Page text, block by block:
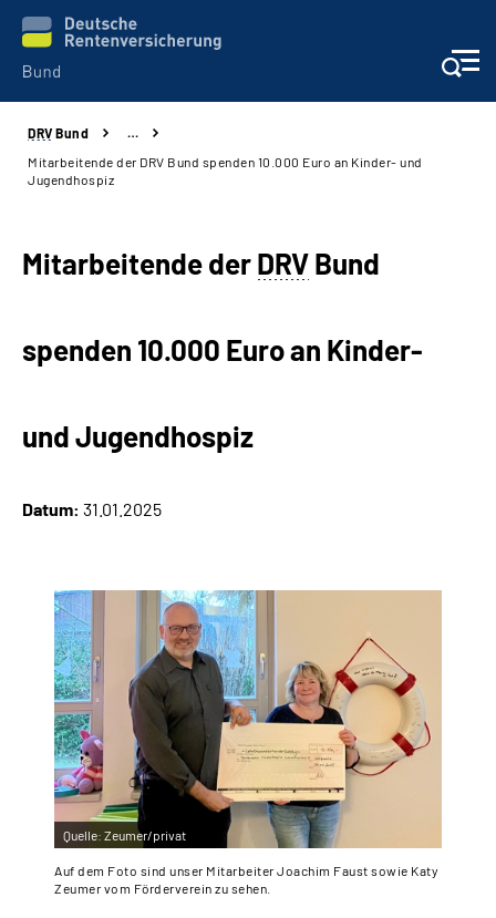
Beratung & Kontakt
Presse
Online-Services
Inhalte in Gebärdensprache (DGS)
Suche
Mein Kundenportal
DRV Bund
…
Mitarbeitende der DRV Bund spenden 10.000 Euro an Kinder- und
Jugendhospiz
Mitarbeitende derDRVBund
spenden 10.000 Euro an Kinder-
und Jugendhospiz
Datum: 31.01.2025
Quelle: Zeumer/privat
Auf dem Foto sind unser Mitarbeiter Joachim Faust sowie Katy
Zeumer vom Förderverein zu sehen.